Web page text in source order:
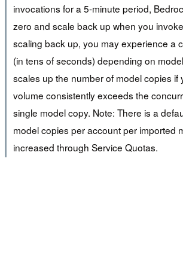
invocations for a 5-minute period,
zero and scale back up when you
scaling back up, you may experience a
(in tens of seconds) depending on
scales up the number of model copies if
volume consistently exceeds the
single model copy. Note: There is a
model copies per account per imported
increased through Service Quotas.